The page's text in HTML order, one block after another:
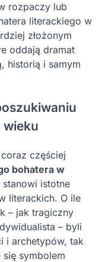
rozpaczy lub
literackiego w
złożonym
oddają dramat
historią i samym
wieku
częściej
bohatera w
istotne
literackich. O ile
– jak tragiczny
– byli
i archetypów, tak
symbolem